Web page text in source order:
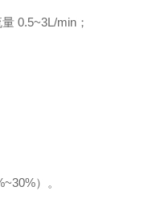
0.5~3L/min；
）。